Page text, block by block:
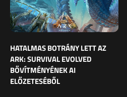
HATALMAS BOTRÁNY LETT AZ
ARK: SURVIVAL EVOLVED
BŐVÍTMÉNYÉNEK AI
ELŐZETESÉBŐL